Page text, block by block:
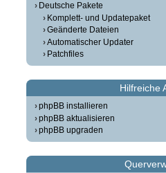
Deutsche Pakete
Komplett- und Updatepaket
Geänderte Dateien
Automatischer Updater
Patchfiles
Hilfreiche
phpBB installieren
phpBB aktualisieren
phpBB upgraden